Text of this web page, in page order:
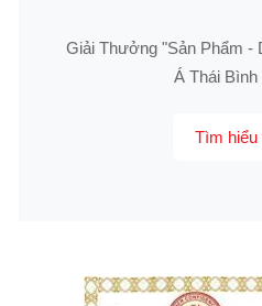
Giải Thưởng "Sản Phẩm -
Á Thái
Tìm hiểu